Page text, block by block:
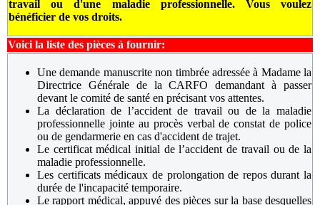
travail ou d'une maladie professionnelle. Vous voulez
bénéficier de vos droits.
Voici la liste des pièces à fournir:
Une demande manuscrite non timbrée adressée à Madame la
Directrice Générale de la CARFO demandant à passer
devant le comité de santé en précisant vos attentes.
La déclaration de l’accident de travail ou de la maladie
professionnelle jointe au procès verbal de constat de police
ou de gendarmerie en cas d'accident de trajet.
Le certificat médical initial de l’accident de travail ou de la
maladie professionnelle.
Les certificats médicaux de prolongation de repos durant la
durée de l'incapacité temporaire.
Le rapport médical, appuyé des pièces sur la base desquelles